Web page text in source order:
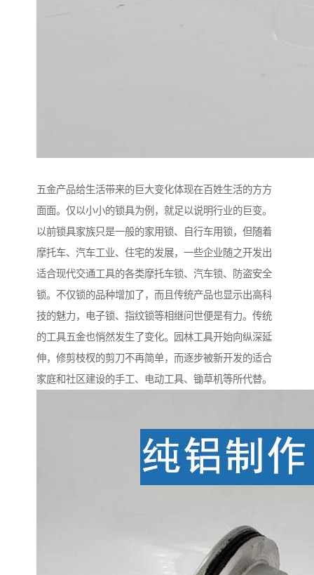
五金产品给生活带来的巨大变化体现在百姓生活的方方
面面。仅以小小的锁具为例，就足以说明行业的巨变。
以前锁具家族只是一般的家用锁、自行车用锁，但随着
摩托车、汽车工业、住宅的发展，一些企业随之开发出
适合现代交通工具的各类摩托车锁、汽车锁、防盗安全
锁。不仅锁的品种增加了，而且传统产品也显示出高科
技的魅力，电子锁、指纹锁等相继问世便是有力。传统
的工具五金也悄然发生了变化。园林工具开始向纵深延
伸，修剪枝杈的剪刀不再简单，而逐步被新开发的适合
家庭和社区建设的手工、电动工具、锄草机等所代替。